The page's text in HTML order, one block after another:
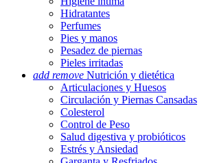
Hidratantes
Perfumes
Pies y manos
Pesadez de piernas
Pieles irritadas
add remove Nutrición y dietética
Articulaciones y Huesos
Circulación y Piernas Cansadas
Colesterol
Control de Peso
Salud digestiva y probióticos
Estrés y Ansiedad